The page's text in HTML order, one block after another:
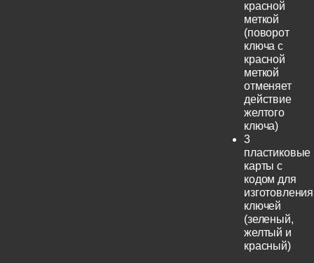
красной
меткой
(поворот
ключа с
красной
меткой
отменяет
действие
желтого
ключа)
3
пластиковые
карты с
кодом для
изготовления
ключей
(зеленый,
желтый и
красный)